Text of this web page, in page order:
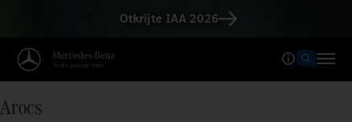
Otkrijte IAA 2026
Arocs